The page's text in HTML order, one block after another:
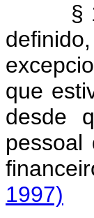
§ 1º
que
desde
1997)